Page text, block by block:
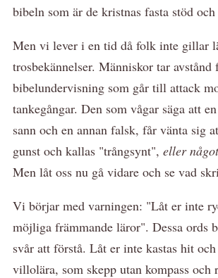
bibeln som är de kristnas fasta stöd
Men vi lever i en tid då folk inte gillar
trosbekännelser. Människor tar avstånd
bibelundervisning som går till attack
tankegångar. Den som vågar säga att
sann och en annan falsk, får vänta sig
gunst och kallas "trångsynt", eller
Men låt oss nu gå vidare och se vad
Vi börjar med varningen: "Låt er inte
möjliga främmande läror". Dessa ords
svår att förstå. Låt er inte kastas hit
villolära, som skepp utan kompass och